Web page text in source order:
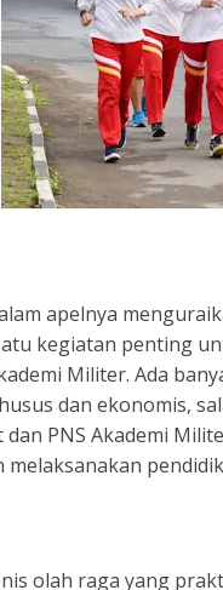
apelnya
kegiatan penting
Militer. Ada
dan ekonomis,
PNS Akademi
olah raga yang